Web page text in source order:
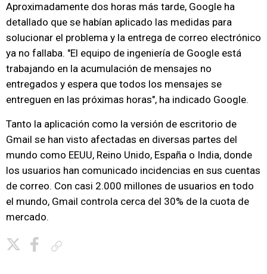
Aproximadamente dos horas más tarde, Google ha
detallado que se habían aplicado las medidas para
solucionar el problema y la entrega de correo electrónico
ya no fallaba. "El equipo de ingeniería de Google está
trabajando en la acumulación de mensajes no
entregados y espera que todos los mensajes se
entreguen en las próximas horas", ha indicado Google.
Tanto la aplicación como la versión de escritorio de
Gmail se han visto afectadas en diversas partes del
mundo como EEUU, Reino Unido, España o India, donde
los usuarios han comunicado incidencias en sus cuentas
de correo. Con casi 2.000 millones de usuarios en todo
el mundo, Gmail controla cerca del 30% de la cuota de
mercado.